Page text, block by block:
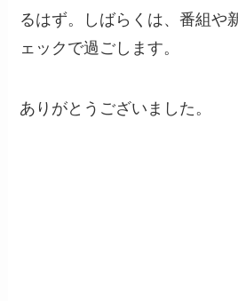
るはず。しばらくは、番組や
ェックで過ごします。
ありがとうございました。